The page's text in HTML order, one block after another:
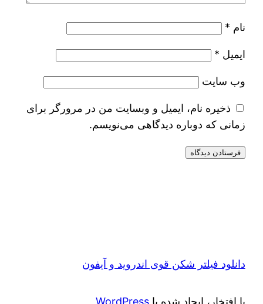
نام *
ایمیل *
وب‌ سایت
ذخیره نام، ایمیل و وبسایت من در مرورگر برای
زمانی که دوباره دیدگاهی می‌نویسم.
دانلود فیلتر شکن قوی اندروید و آیفون
با افتخار، ایجاد شده باWordPress